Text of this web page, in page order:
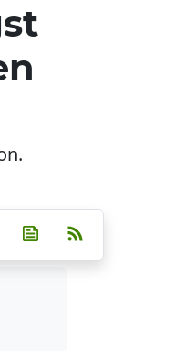
Facebook
auf Whatsapp
Teilen auf Telegram
teilen
Post auf XNewsletter